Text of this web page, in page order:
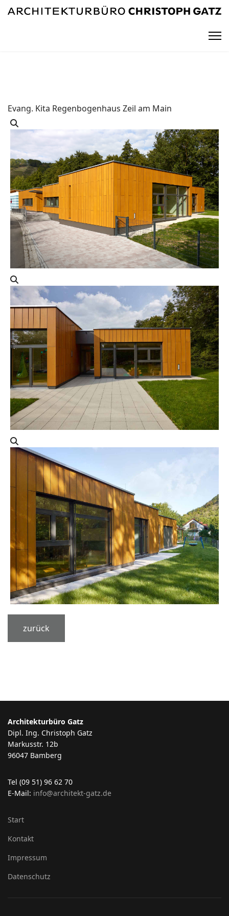
Evang. Kita Regenbogenhaus Zeil am Main
zurück
Architekturbüro Gatz
Dipl. Ing. Christoph Gatz
Markusstr. 12b
96047 Bamberg
Tel (09 51) 96 62 70
E-Mail: info@architekt-gatz.de
Start
Kontakt
Impressum
Datenschutz